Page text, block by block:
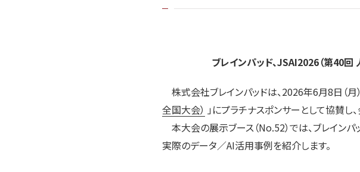
ブレインパッド、JSAI2026（第40
株式会社ブレインパッドは、2026年6月8日（月
全国大会） 」にプラチナスポンサーとして協賛し
本大会の展示ブース（No.52）では、ブレイン
実際のデータ／AI活用事例を紹介します。